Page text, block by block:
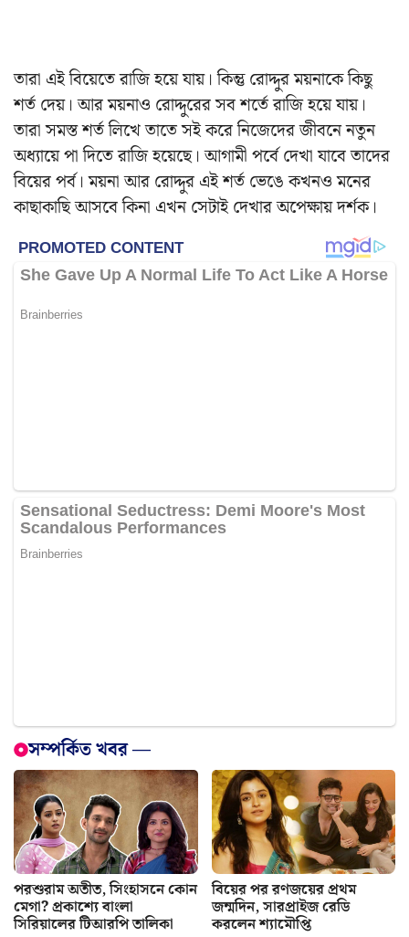
তারা এই বিয়েতে রাজি হয়ে যায়। কিন্তু রোদ্দুর ময়নাকে কিছু
শর্ত দেয়। আর ময়নাও রোদ্দুরের সব শর্তে রাজি হয়ে যায়।
তারা সমস্ত শর্ত লিখে তাতে সই করে নিজেদের জীবনে নতুন
অধ্যায়ে পা দিতে রাজি হয়েছে। আগামী পর্বে দেখা যাবে তাদের
বিয়ের পর্ব। ময়না আর রোদ্দুর এই শর্ত ভেঙে কখনও মনের
কাছাকাছি আসবে কিনা এখন সেটাই দেখার অপেক্ষায় দর্শক।
সম্পর্কিত খবর —
পরশুরাম অতীত, সিংহাসনে কোন
মেগা? প্রকাশ্যে বাংলা
সিরিয়ালের টিআরপি তালিকা
বিয়ের পর রণজয়ের প্রথম
জন্মদিন, সারপ্রাইজ রেডি
করলেন শ্যামৌপ্তি